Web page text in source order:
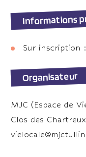
Informations
Sur inscription
Organisateur
MJC (Espace de
Clos des